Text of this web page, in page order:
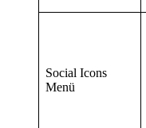
Social Icons
Menü